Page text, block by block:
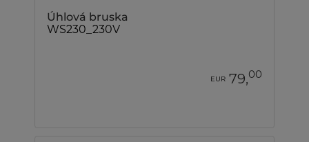
Úhlová bruska
WS230_230V
EUR 79,00